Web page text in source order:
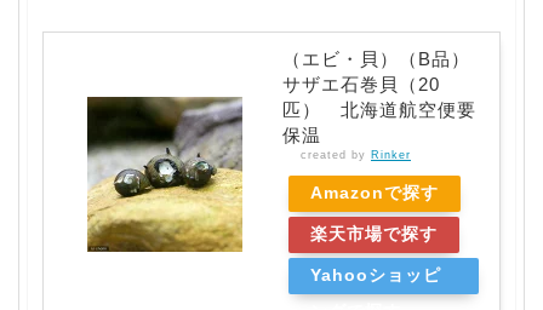
（エビ・貝）（B品）
サザエ石巻貝（20
匹） 北海道航空便要
保温
created by Rinker
Amazonで探す
楽天市場で探す
Yahooショッピ